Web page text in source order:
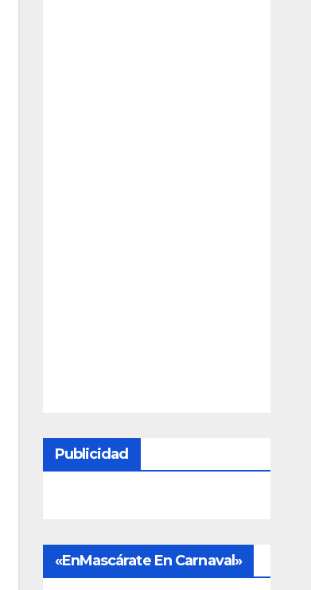
Publicidad
«EnMascárate En Carnaval»